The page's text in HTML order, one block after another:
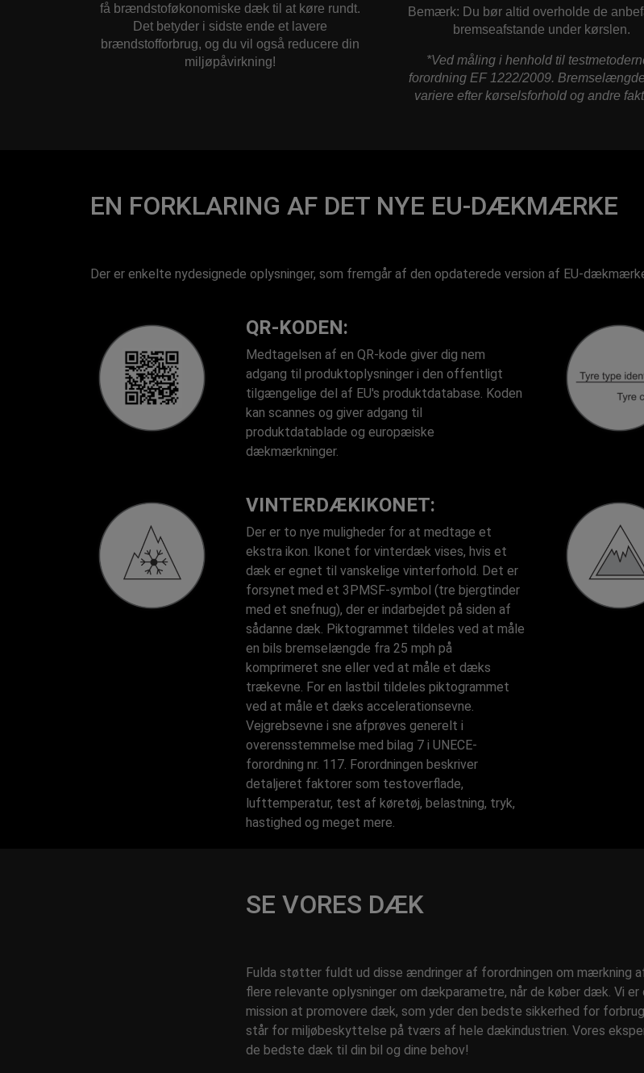
få brændstoføkonomiske dæk til at køre rundt.
Det betyder i sidste ende et lavere
brændstofforbrug, og du vil også reducere din
miljøpåvirkning!
Bemærk: Du bør altid overholde de
bremseafstande under kørslen.
*Ved måling i henhold til
forordning EF 1222/2009.
variere efter kørselsforhold og andre
EN FORKLARING AF DET NYE EU-DÆKMÆRKE
Der er enkelte nydesignede oplysninger, som fremgår af den opdaterede version af EU-
QR-KODEN:
Medtagelsen af en QR-kode giver dig nem
adgang til produktoplysninger i den offentligt
tilgængelige del af EU's produktdatabase. Koden
kan scannes og giver adgang til
produktdatablade og europæiske
dækmærkninger.
VINTERDÆKIKONET:
Der er to nye muligheder for at medtage et
ekstra ikon. Ikonet for vinterdæk vises, hvis et
dæk er egnet til vanskelige vinterforhold. Det er
forsynet med et 3PMSF-symbol (tre bjergtinder
med et snefnug), der er indarbejdet på siden af
sådanne dæk. Piktogrammet tildeles ved at måle
en bils bremselængde fra 25 mph på
komprimeret sne eller ved at måle et dæks
trækevne. For en lastbil tildeles piktogrammet
ved at måle et dæks accelerationsevne.
Vejgrebsevne i sne afprøves generelt i
overensstemmelse med bilag 7 i UNECE-
forordning nr. 117. Forordningen beskriver
detaljeret faktorer som testoverflade,
lufttemperatur, test af køretøj, belastning, tryk,
hastighed og meget mere.
SE VORES DÆK
Fulda støtter fuldt ud disse ændringer af forordningen om mærkning
flere relevante oplysninger om dækparametre, når de køber dæk. Vi
mission at promovere dæk, som yder den bedste sikkerhed for
står for miljøbeskyttelse på tværs af hele dækindustrien. Vores
de bedste dæk til din bil og dine behov!